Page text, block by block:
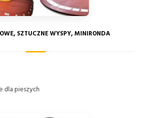
SZTUCZNE WYSPY, MINIRONDA
dla pieszych